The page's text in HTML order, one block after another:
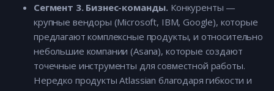
Сегмент 3. Бизнес-команды. Конкуренты —
крупные вендоры (Microsoft, IBM, Google), которые
предлагают комплексные продукты, и относительно
небольшие компании (Asana), которые создают
точечные инструменты для совместной работы.
Нередко продукты Atlassian благодаря гибкости и